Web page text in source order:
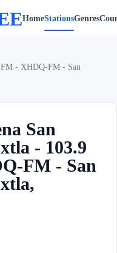
HomeStationsGenres
FM - XHDQ-FM - San
San
- 103.9
FM - San